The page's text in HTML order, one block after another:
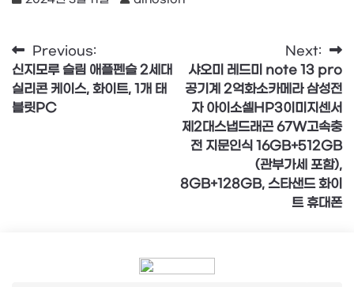
글
탐
색
Previous:
신지모루 슬림 애플펜슬 2세대
실리콘 케이스, 화이트, 1개 태
블릿PC
Next:
샤오미 레드미 note 13 pro
공기계 2억화소카메라 삼성전
자 아이소셀HP3이미지센서
제2대스냅드래곤 67W고속충
전 지문인식 16GB+512GB
(관부가세 포함),
8GB+128GB, 스타샌드 화이
트 휴대폰